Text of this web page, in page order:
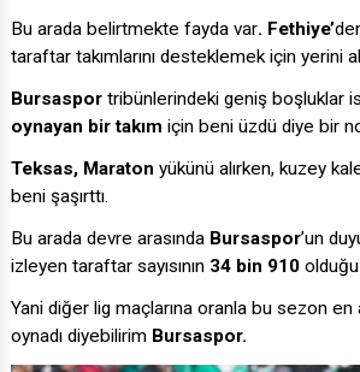
Bu arada belirtmekte fayda var. Fethiye’
taraftar takımlarını desteklemek için yerini
Bursaspor tribünlerindeki geniş boşluklar
oynayan bir takım için beni üzdü diye bir
Teksas, Maraton yükünü alırken, kuzey
beni şaşırttı.
Bu arada devre arasında Bursaspor’un
izleyen taraftar sayısının 34 bin 910 olduğu
Yani diğer lig maçlarına oranla bu sezon en
oynadı diyebilirim Bursaspor.